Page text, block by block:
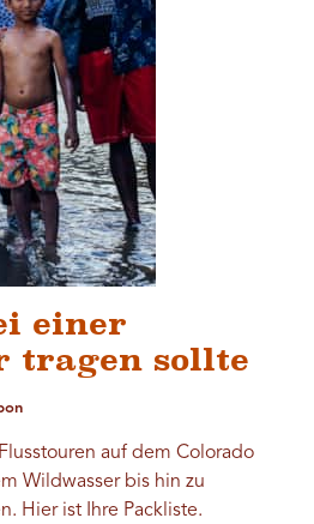
einer
tragen sollte
auf dem Colorado
Wildwasser bis hin zu
Hier ist Ihre Packliste.